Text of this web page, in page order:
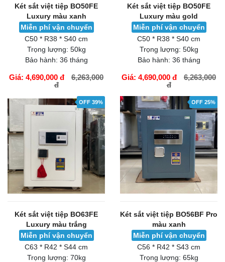
Két sắt việt tiệp BO50FE
Luxury màu xanh
Miễn phí vận chuyển
C50 * R38 * S40 cm
Trọng lượng: 50kg
Bảo hành: 36 tháng
Giá: 4,690,000 đ
6,263,000
đ
Két sắt việt tiệp BO50FE
Luxury màu gold
Miễn phí vận chuyển
C50 * R38 * S40 cm
Trọng lượng: 50kg
Bảo hành: 36 tháng
Giá: 4,690,000 đ
6,263,000
đ
OFF 39%
Két sắt việt tiệp BO63FE
Luxury màu trắng
Miễn phí vận chuyển
C63 * R42 * S44 cm
Trọng lượng: 70kg
OFF 25%
Két sắt việt tiệp BO56BF Pro
màu xanh
Miễn phí vận chuyển
C56 * R42 * S43 cm
Trọng lượng: 65kg